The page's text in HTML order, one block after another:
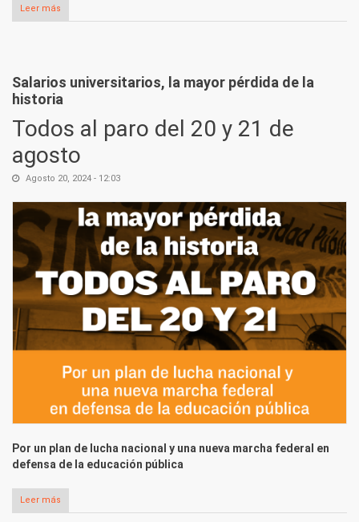
Leer más
Salarios universitarios, la mayor pérdida de la
historia
Todos al paro del 20 y 21 de
agosto
Agosto 20, 2024 - 12:03
Por un plan de lucha nacional y una nueva marcha federal en
defensa de la educación pública
Leer más